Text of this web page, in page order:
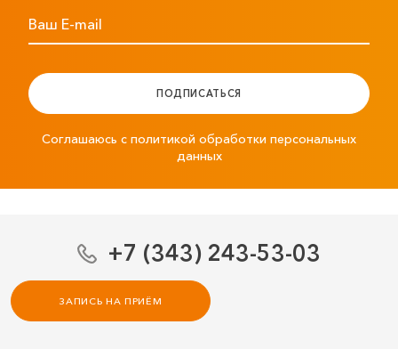
Ваш E-mail
ПОДПИСАТЬСЯ
Соглашаюсь с политикой обработки персональных
данных
+7 (343) 243-53-03
ЗАПИСЬ НА ПРИЁМ